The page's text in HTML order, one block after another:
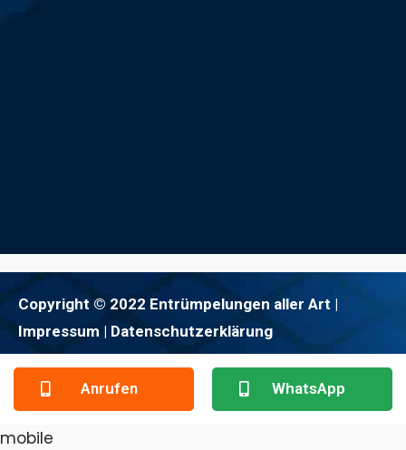
Copyright © 2022 Entrümpelungen aller Art |
Impressum | Datenschutzerklärung
Anrufen WhatsApp